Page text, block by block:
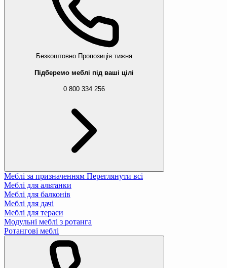
Безкоштовно Пропозиція тижня
Підберемо меблі під ваші цілі
0 800 334 256
Меблі за призначенням Переглянути всі
Меблі для альтанки
Меблі для балконів
Меблі для дачі
Меблі для тераси
Модульні меблі з ротанга
Ротангові меблі